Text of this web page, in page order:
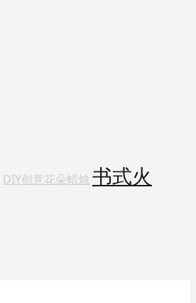
DIY创意花朵蜡烛 书式火